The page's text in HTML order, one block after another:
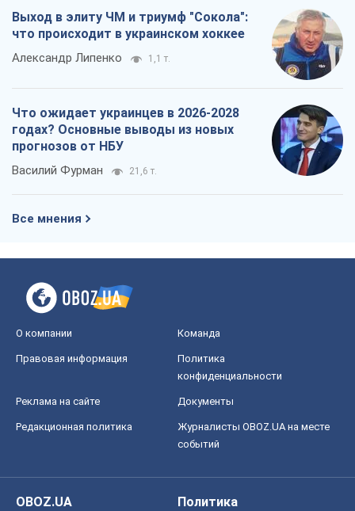
Выход в элиту ЧМ и триумф "Сокола":
что происходит в украинском хоккее
Александр Липенко 1,1 т.
Что ожидает украинцев в 2026-2028
годах? Основные выводы из новых
прогнозов от НБУ
Василий Фурман 21,6 т.
Все мнения
О компании Команда
Правовая информация
Политика
конфиденциальности
Реклама на сайте Документы
Редакционная политика
Журналисты OBOZ.UA на месте
событий
OBOZ.UA
Политика